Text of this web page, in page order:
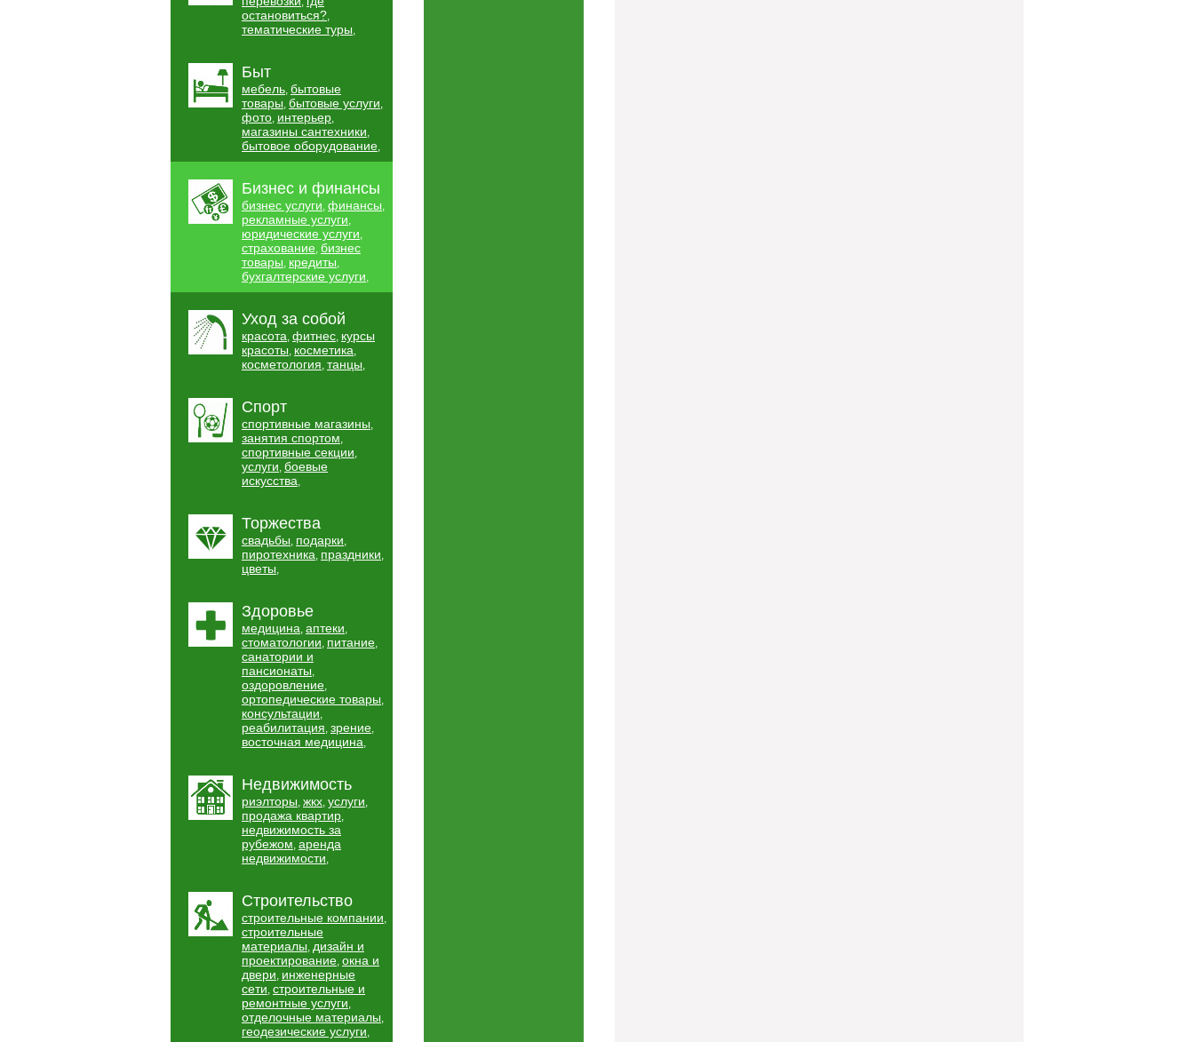
остановиться?,
тематические туры,
Быт
мебель, бытовые
товары, бытовые услуги,
фото, интерьер,
магазины сантехники,
бытовое оборудование,
Бизнес и финансы
бизнес услуги, финансы,
рекламные услуги,
юридические услуги,
страхование, бизнес
товары, кредиты,
бухгалтерские услуги,
Уход за собой
красота, фитнес, курсы
красоты, косметика,
косметология, танцы,
Спорт
спортивные магазины,
занятия спортом,
спортивные секции,
услуги, боевые
искусства,
Торжества
свадьбы, подарки,
пиротехника, праздники,
цветы,
Здоровье
медицина, аптеки,
стоматологии, питание,
санатории и
пансионаты,
оздоровление,
ортопедические товары,
консультации,
реабилитация, зрение,
восточная медицина,
Недвижимость
риэлторы, жкх, услуги,
продажа квартир,
недвижимость за
рубежом, аренда
недвижимости,
Строительство
строительные компании,
строительные
материалы, дизайн и
проектирование, окна и
двери, инженерные
сети, строительные и
ремонтные услуги,
отделочные материалы,
геодезические услуги,